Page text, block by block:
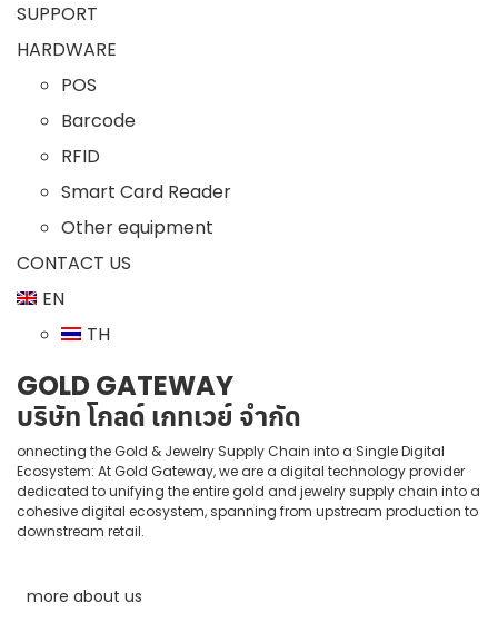
SUPPORT
HARDWARE
POS
Barcode
RFID
Smart Card Reader
Other equipment
CONTACT US
EN
TH
GOLD GATEWAY
บริษัท โกลด์ เกทเวย์ จำกัด
onnecting the Gold & Jewelry Supply Chain into a Single Digital
Ecosystem: At Gold Gateway, we are a digital technology provider
dedicated to unifying the entire gold and jewelry supply chain into a
cohesive digital ecosystem, spanning from upstream production to
downstream retail.
more about us